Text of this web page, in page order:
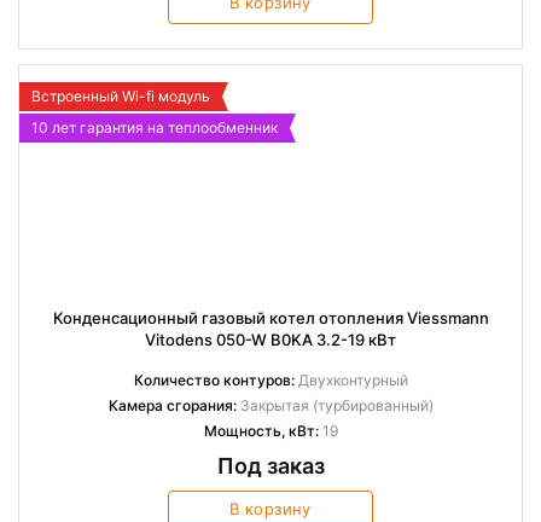
Встроенный Wi-fi модуль
10 лет гарантия на теплообменник
Конденсационный газовый котел отопления Viessmann
Vitodens 050-W B0KA 3.2-19 кВт
Количество контуров:Двухконтурный
Камера сгорания:Закрытая (турбированный)
Мощность, кВт:19
Под заказ
В корзину